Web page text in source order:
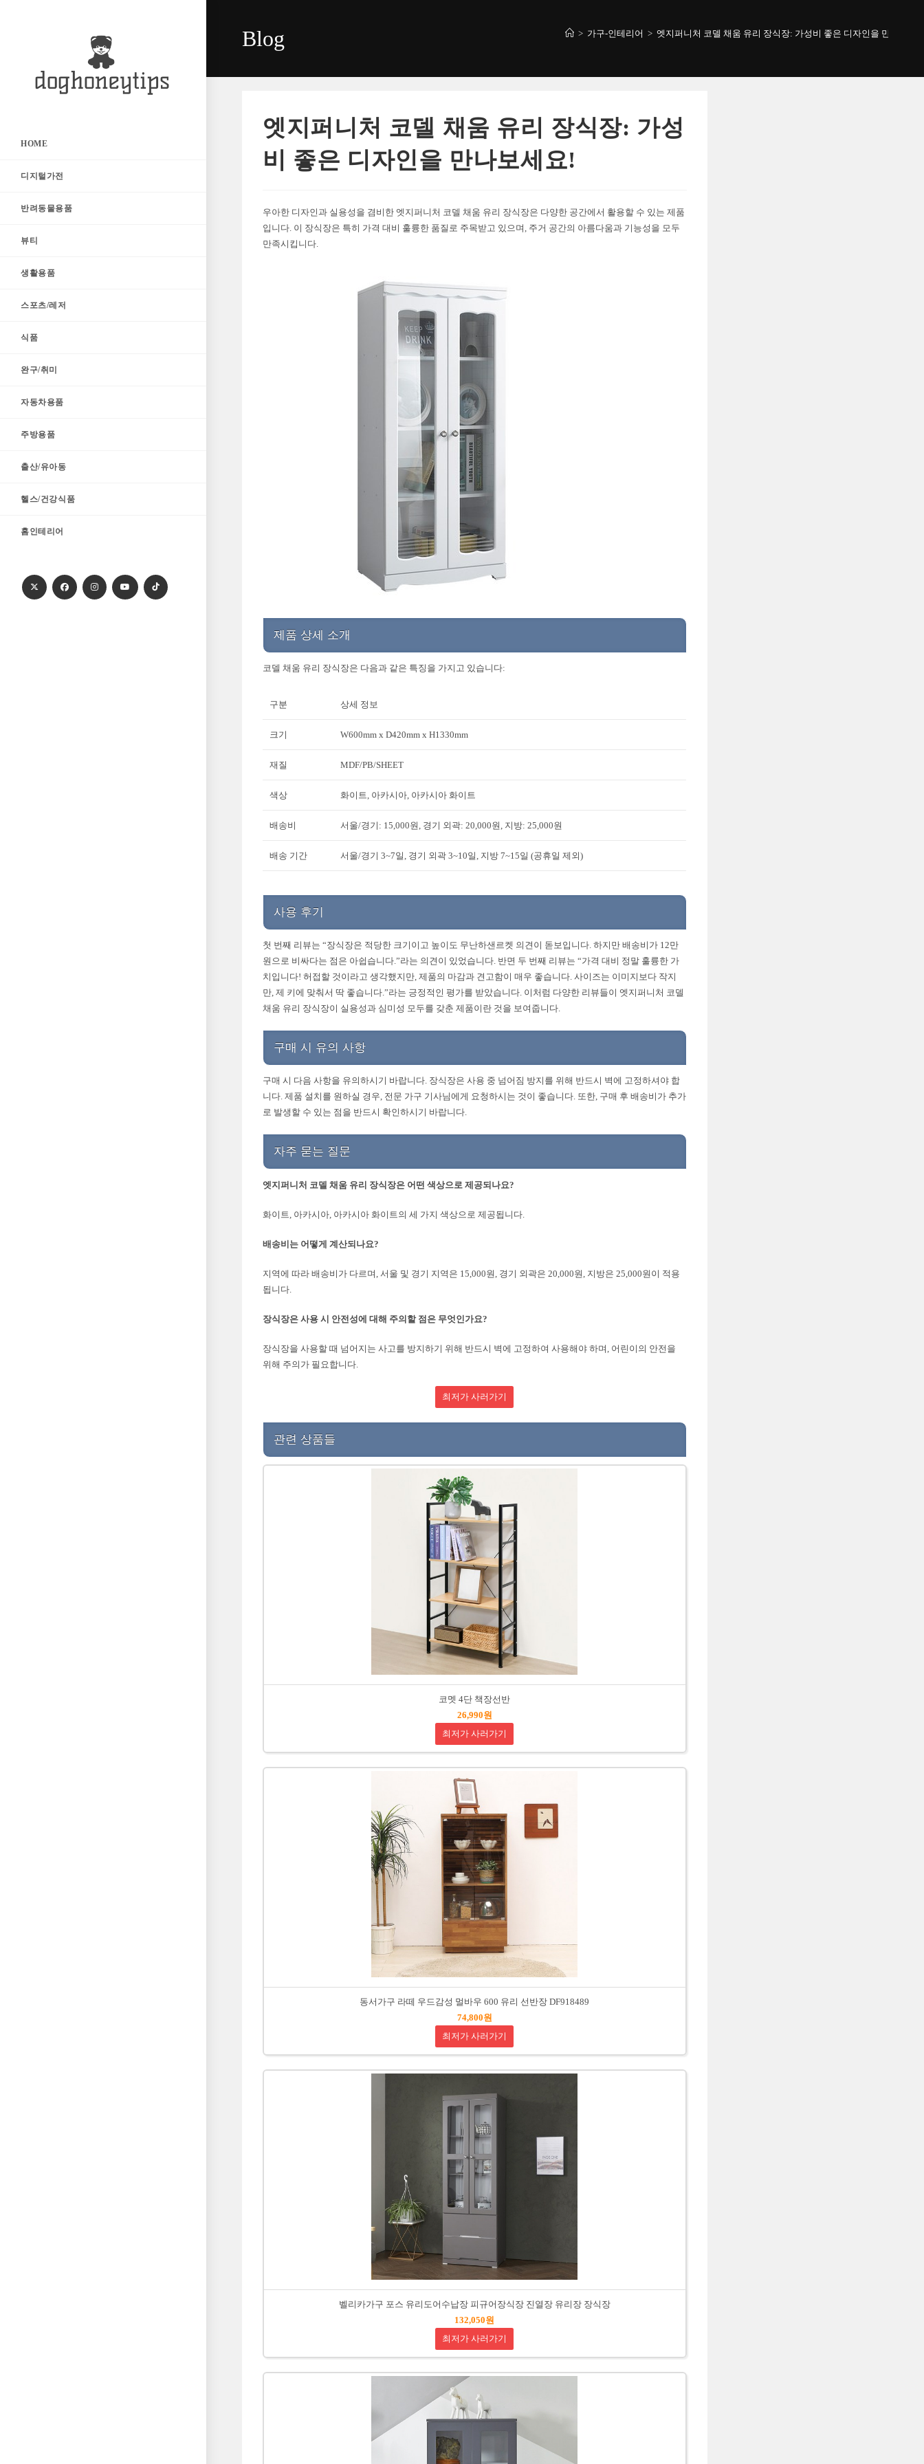
HOME
디지털가전
반려동물용품
뷰티
생활용품
스포츠/레저
식품
완구/취미
자동차용품
주방용품
출산/유아동
헬스/건강식품
홈인테리어
Blog > 가구-인테리어 > 엣지퍼니처 코델 채움 유리 장식장: 가성비 좋은 디자인을 만나보세
엣지퍼니처 코델 채움 유리 장식장: 가성
비 좋은 디자인을 만나보세요!
우아한 디자인과 실용성을 겸비한 엣지퍼니처 코델 채움 유리 장식장은 다양한 공간에서 활용할 수 있는 제품
입니다. 이 장식장은 특히 가격 대비 훌륭한 품질로 주목받고 있으며, 주거 공간의 아름다움과 기능성을 모두
만족시킵니다.
제품 상세 소개
코델 채움 유리 장식장은 다음과 같은 특징을 가지고 있습니다:
구분 상세 정보
크기 W600mm x D420mm x H1330mm
재질 MDF/PB/SHEET
색상 화이트, 아카시아, 아카시아 화이트
배송비 서울/경기: 15,000원, 경기 외곽: 20,000원, 지방: 25,000원
배송 기간 서울/경기 3~7일, 경기 외곽 3~10일, 지방 7~15일 (공휴일 제외)
사용 후기
첫 번째 리뷰는 “장식장은 적당한 크기이고 높이도 무난하샌르켓 의견이 돋보입니다. 하지만 배송비가 12만
원으로 비싸다는 점은 아쉽습니다.”라는 의견이 있었습니다. 반면 두 번째 리뷰는 “가격 대비 정말 훌륭한 가
치입니다! 허접할 것이라고 생각했지만, 제품의 마감과 견고함이 매우 좋습니다. 사이즈는 이미지보다 작지
만, 제 키에 맞춰서 딱 좋습니다.”라는 긍정적인 평가를 받았습니다. 이처럼 다양한 리뷰들이 엣지퍼니처 코델
채움 유리 장식장이 실용성과 심미성 모두를 갖춘 제품이란 것을 보여줍니다.
구매 시 유의 사항
구매 시 다음 사항을 유의하시기 바랍니다. 장식장은 사용 중 넘어짐 방지를 위해 반드시 벽에 고정하셔야 합
니다. 제품 설치를 원하실 경우, 전문 가구 기사님에게 요청하시는 것이 좋습니다. 또한, 구매 후 배송비가 추가
로 발생할 수 있는 점을 반드시 확인하시기 바랍니다.
자주 묻는 질문
엣지퍼니처 코델 채움 유리 장식장은 어떤 색상으로 제공되나요?
화이트, 아카시아, 아카시아 화이트의 세 가지 색상으로 제공됩니다.
배송비는 어떻게 계산되나요?
지역에 따라 배송비가 다르며, 서울 및 경기 지역은 15,000원, 경기 외곽은 20,000원, 지방은 25,000원이 적용
됩니다.
장식장은 사용 시 안전성에 대해 주의할 점은 무엇인가요?
장식장을 사용할 때 넘어지는 사고를 방지하기 위해 반드시 벽에 고정하여 사용해야 하며, 어린이의 안전을
위해 주의가 필요합니다.
최저가 사러가기
관련 상품들
코멧 4단 책장선반
26,990원
최저가 사러가기
동서가구 라떼 우드감성 멀바우 600 유리 선반장 DF918489
74,800원
최저가 사러가기
벨리카가구 포스 유리도어수납장 피규어장식장 진열장 유리장 장식장
132,050원
최저가 사러가기